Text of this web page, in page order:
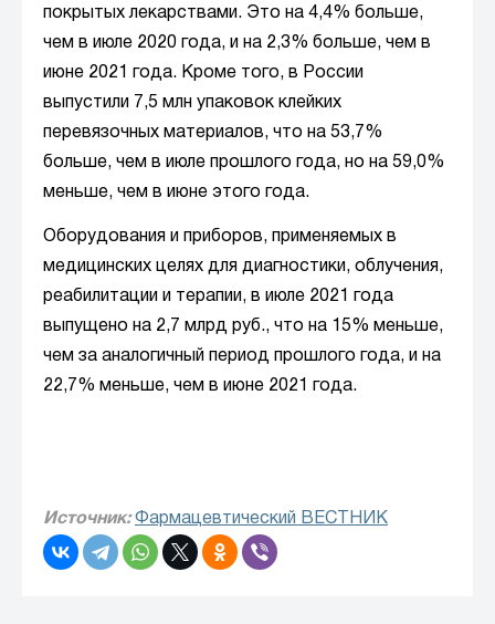
покрытых лекарствами. Это на 4,4% больше,
чем в июле 2020 года, и на 2,3% больше, чем в
июне 2021 года. Кроме того, в России
выпустили 7,5 млн упаковок клейких
перевязочных материалов, что на 53,7%
больше, чем в июле прошлого года, но на 59,0%
меньше, чем в июне этого года.
Оборудования и приборов, применяемых в
медицинских целях для диагностики, облучения,
реабилитации и терапии, в июле 2021 года
выпущено на 2,7 млрд руб., что на 15% меньше,
чем за аналогичный период прошлого года, и на
22,7% меньше, чем в июне 2021 года.
Источник: Фармацевтический ВЕСТНИК